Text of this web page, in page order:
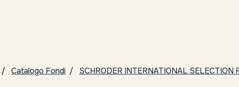
Catalogo Fondi SCHRODER INTERNATIONAL SELECTION